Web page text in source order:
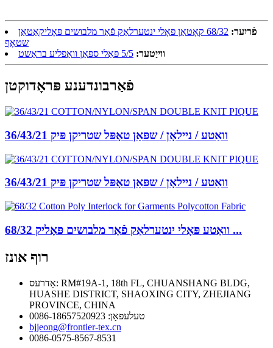
פֿריִער:
68/32 קאָטאַן פּאָלי ינטערלאַק פֿאַר מלבושים פּאָליקאַטאַן
שטאָף
ווייַטער: 5/5 פּאַלי ספּאַן וואַפליע בראַשט
פֿאַרבונדענע פּראָדוקטן
36/43/21 וואַטע / ניילאָן / שפּאַן טאָפּל שטריקן פּיק
36/43/21 וואַטע / ניילאָן / שפּאַן טאָפּל שטריקן פּיק
68/32 וואַטע פּאָלי ינטערלאַק פֿאַר מלבושים פּאָליק ...
רוף אונז
אַדרעס: RM#19A-1, 18th FL, CHUANSHANG BLDG,
HUASHE DISTRICT, SHAOXING CITY, ZHEJIANG
PROVINCE, CHINA
טעלעפאָן: 0086-18657520923
bjjeong@frontier-tex.cn
0086-0575-8567-8531